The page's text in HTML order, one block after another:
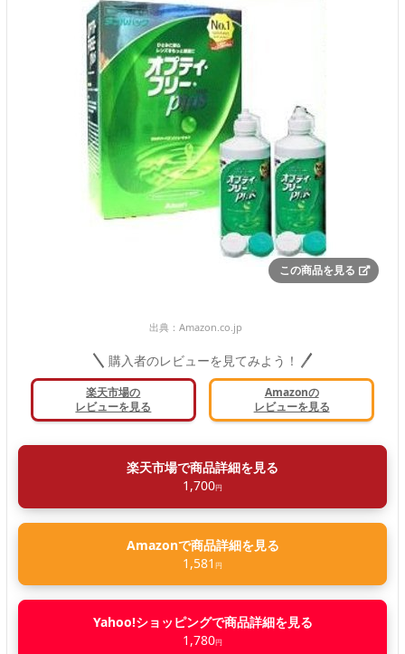
この商品を見る
出典： Amazon.co.jp
購入者のレビューを見てみよう！
楽天市場の
レビューを見る
Amazonの
レビューを見る
楽天市場で商品詳細を見る
1,700円
Amazonで商品詳細を見る
1,581 円
Yahoo!ショッピングで商品詳細を見る
1,780円